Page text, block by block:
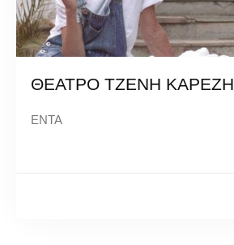
ΘΕΑΤΡΟ ΤΖΕΝΗ ΚΑΡΕΖΗ
ΕΝΤΑ